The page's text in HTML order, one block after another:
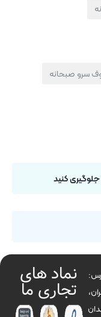
سرو صبحانه
کنید
نماد های
تجاری ما